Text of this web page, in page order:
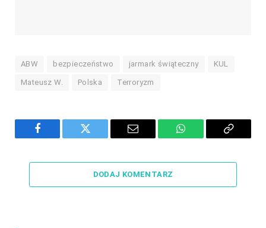
ABW bezpieczeństwo jarmark świąteczny KUL
Mateusz W. Polska Terroryzm
Facebook Twitter Email WhatsAppCopy
DODAJ KOMENTARZ